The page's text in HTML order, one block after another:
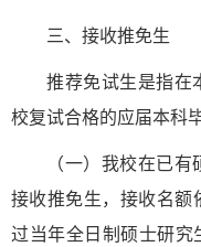
三、接收推免生
推荐免试生是指在
校复试合格的应届本科
（一）我校在已
接收推免生，接收名额
过当年全日制硕士研究